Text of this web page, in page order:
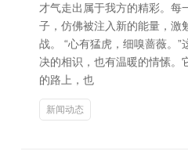
才气走出属于我方的精彩。每
子，仿佛被注入新的能量，激
战。 “心有猛虎，细嗅蔷薇。”
决的相识，也有温暖的情愫。
的路上，也
新闻动态